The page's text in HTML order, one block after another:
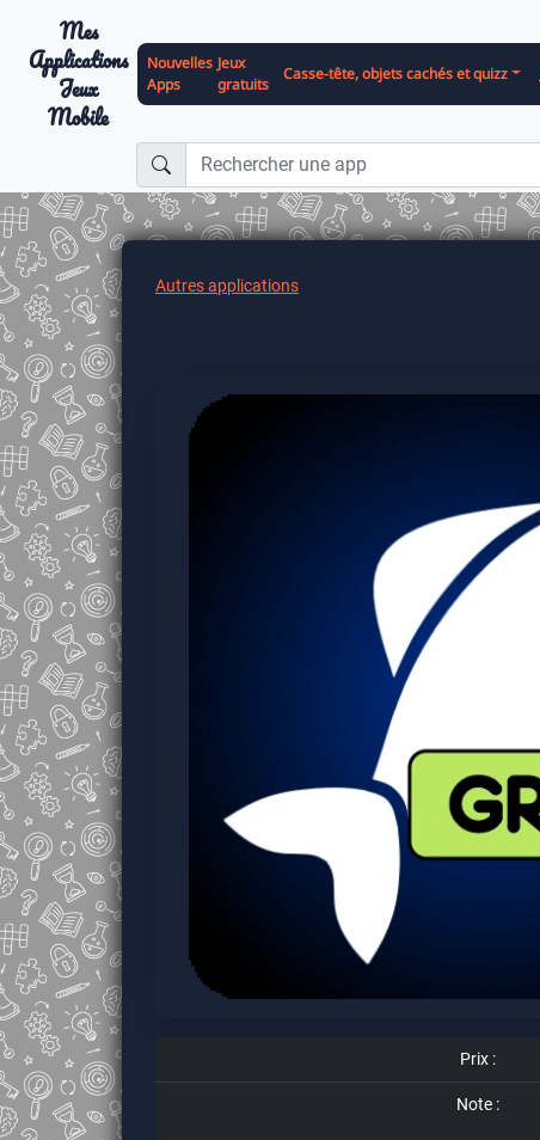
Mes
Applications
Jeux
Mobile
Nouvelles
Apps
Jeux
gratuits
Casse-tête, objets cachés et quizz
Autres applications
Prix :
Note :